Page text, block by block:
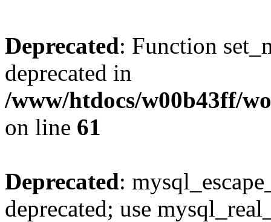
Deprecated: Function
deprecated in
/www/htdocs/w00b43ff/
on line 61
Deprecated:
deprecated; use